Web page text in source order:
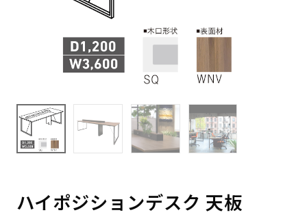
ハイポジションデスク 天板